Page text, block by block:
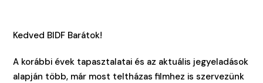
Kedved BIDF Barátok!
A korábbi évek tapasztalatai és az aktuális jegyeladások
alapján több, már most teltházas filmhez is szervezünk